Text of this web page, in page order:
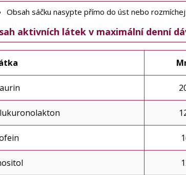
Obsah sáčku nasypte přímo do úst nebo
aktivních látek v maximální denní